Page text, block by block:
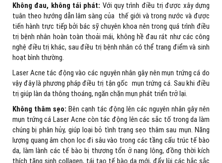
Không đau, không tái phát: Với quy trình điều trị được xây dựng
tuân theo hướng dẫn lâm sàng của thế giới và trong nước và được
tiến hành trực tiếp bởi bác sỹ chuyên khoa nên trong quá trình điều
trị bệnh nhân hoàn toàn thoải mái, không hề đau rát như các công
nghệ điều trị khác, sau điều trị bệnh nhân có thể trang điểm và sinh
hoạt bình thường.
Laser Acne tác động vào các nguyên nhân gây nên mụn trứng cá do
vậy đây là phương pháp điều trị tận gốc mụn trứng cá. Sau khi điều
trị giúp làn da thông thoáng, ngăn chặn mụn phát triển trở lại.
Không thâm sẹo: Bên cạnh tác động lên các nguyên nhân gây nên
mụn trứng cá Laser Acne còn tác động lên các sắc tố trong da làm
chúng bị phân hủy, giúp loại bỏ tình trạng sẹo thâm sau mụn. Năng
lượng quang âm chọn lọc đi sâu vào trong các tầng cấu trúc tế bào
da, làm lành các tế bào bị thương tổn ở nang lông, đồng thời kích
thích tăng sinh collagen, tái tạo tế bào da mới, đẩy lùi các hắc sắc